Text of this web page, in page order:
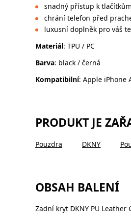
snadný přístup k
chrání telefon před
luxusní doplněk pro váš
Materiál: TPU / PC
Barva: black / černá
Kompatibilní: Apple iPhone
PRODUKT JE
Pouzdra DKNY
OBSAH BALENÍ
Zadní kryt DKNY PU